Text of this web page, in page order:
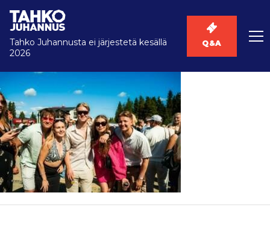
Tahko Juhannusta ei järjestetä kesällä
2026
Q&A